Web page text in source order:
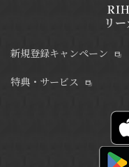
リ
新規登録キャンペーン
特典・サービス